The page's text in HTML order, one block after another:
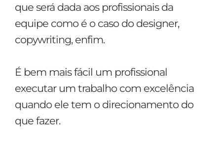
que será dada aos profissionais da
equipe como é o caso do designer,
copywriting, enfim.
É bem mais fácil um profissional
executar um trabalho com excelência
quando ele tem o direcionamento do
que fazer.